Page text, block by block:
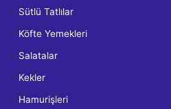
Sütlü Tatlılar
Köfte Yemekleri
Salatalar
Kekler
Hamurişleri